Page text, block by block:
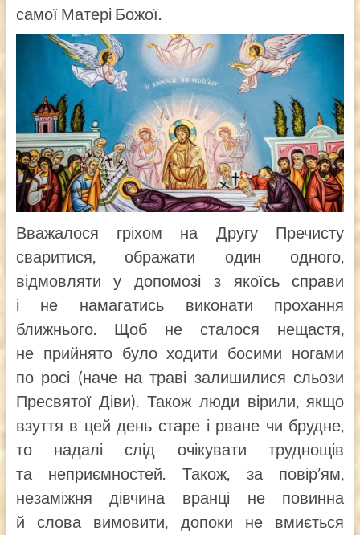
самої Матері Божої.
Вважалося гріхом на Другу Пречисту
сваритися, ображати один одного,
відмовляти у допомозі з якоїсь справи
і не намагатись виконати прохання
ближнього. Щоб не сталося нещастя,
не прийнято було ходити босими ногами
по росі (наче на траві залишилися сльози
Пресвятої Діви). Також люди вірили, якщо
взуття в цей день старе і рване чи брудне,
то надалі слід очікувати труднощів
та неприємностей. Також, за повір’ям,
незаміжня дівчина вранці не повинна
й слова вимовити, допоки не вмиється